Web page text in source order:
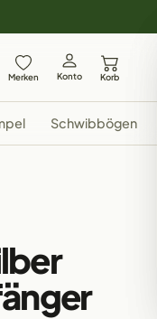
Merken Konto Korb
Schwibbögen